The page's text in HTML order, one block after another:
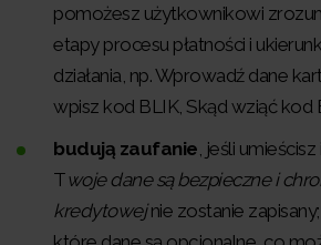
pomożesz użytkownikowi
etapy procesu płatności i
działania, np. Wprowadź dane
wpisz kod BLIK, Skąd wziąć kod
budują zaufanie , jeśli
Twoje dane są bezpieczne i
kredytowejnie zostanie